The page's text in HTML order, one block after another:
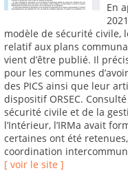
En
modèle de sécurité civile,
relatif aux plans
vient d’être publié. Il
pour les communes
des PICS ainsi que leur
dispositif ORSEC.
sécurité civile et de la
l’Intérieur, l’IRMa avait
certaines ont été
coordination
[ voir le site ]